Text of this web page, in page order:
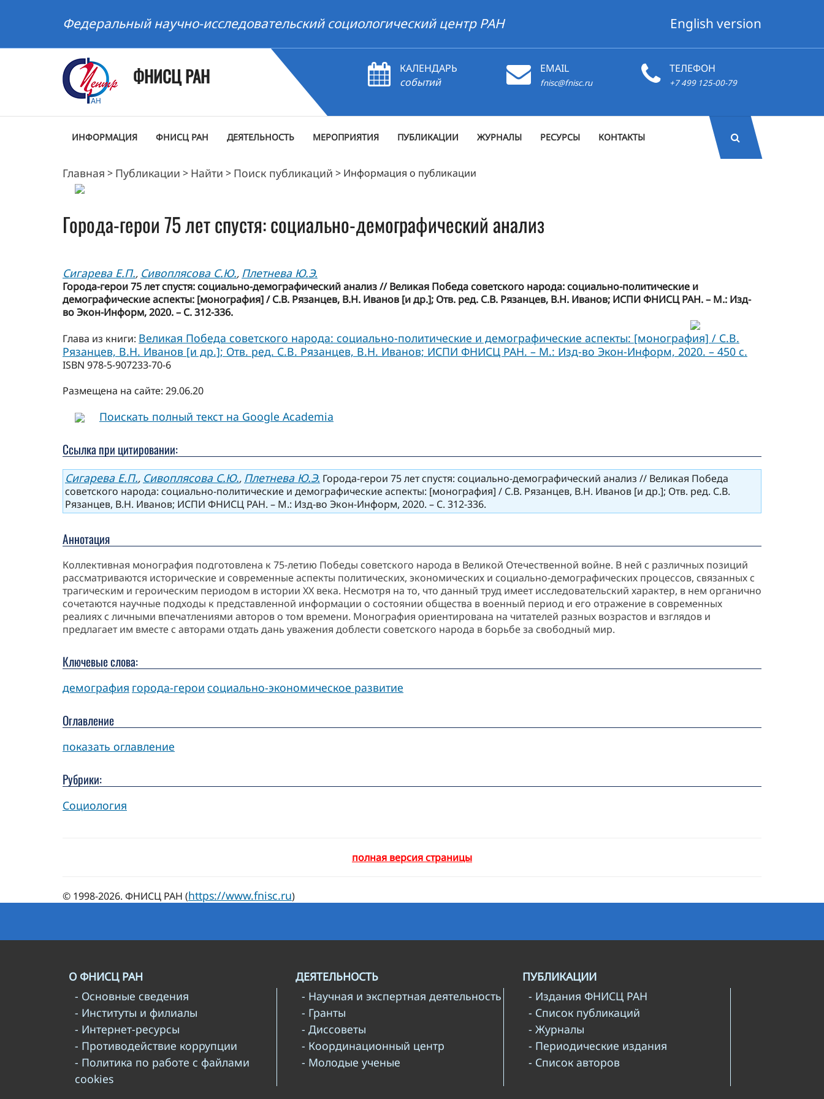
Федеральный научно-исследовательский социологический центр РАН English version
ФНИСЦ РАН
КАЛЕНДАРЬ
событий
EMAIL
fnisc@fnisc.ru
ТЕЛЕФОН
+7 499 125-00-79
ИНФОРМАЦИЯ ФНИСЦ РАН ДЕЯТЕЛЬНОСТЬ МЕРОПРИЯТИЯ ПУБЛИКАЦИИ ЖУРНАЛЫ РЕСУРСЫ КОНТАКТЫ
Главная > Публикации > Найти > Поиск публикаций > Информация о публикации
Города-герои 75 лет спустя: социально-демографический анализ
Сигарева Е.П., Сивоплясова С.Ю., Плетнева Ю.Э.
Города-герои 75 лет спустя: социально-демографический анализ // Великая Победа советского народа: социально-политические и
демографические аспекты: [монография] / С.В. Рязанцев, В.Н. Иванов [и др.]; Отв. ред. С.В. Рязанцев, В.Н. Иванов; ИСПИ ФНИСЦ РАН. – М.: Изд-
во Экон-Информ, 2020. – С. 312-336.
Глава из книги: Великая Победа советского народа: социально-политические и демографические аспекты: [монография] / С.В.
Рязанцев, В.Н. Иванов [и др.]; Отв. ред. С.В. Рязанцев, В.Н. Иванов; ИСПИ ФНИСЦ РАН. – М.: Изд-во Экон-Информ, 2020. – 450 с.
ISBN 978-5-907233-70-6
Размещена на сайте: 29.06.20
Поискать полный текст на Google Academia
Ссылка при цитировании:
Сигарева Е.П., Сивоплясова С.Ю., Плетнева Ю.Э. Города-герои 75 лет спустя: социально-демографический анализ // Великая Победа
советского народа: социально-политические и демографические аспекты: [монография] / С.В. Рязанцев, В.Н. Иванов [и др.]; Отв. ред. С.В.
Рязанцев, В.Н. Иванов; ИСПИ ФНИСЦ РАН. – М.: Изд-во Экон-Информ, 2020. – С. 312-336.
Аннотация
Коллективная монография подготовлена к 75-летию Победы советского народа в Великой Отечественной войне. В ней с различных позиций
рассматриваются исторические и современные аспекты политических, экономических и социально-демографических процессов, связанных с
трагическим и героическим периодом в истории XX века. Несмотря на то, что данный труд имеет исследовательский характер, в нем органично
сочетаются научные подходы к представленной информации о состоянии общества в военный период и его отражение в современных
реалиях с личными впечатлениями авторов о том времени. Монография ориентирована на читателей разных возрастов и взглядов и
предлагает им вместе с авторами отдать дань уважения доблести советского народа в борьбе за свободный мир.
Ключевые слова:
демография города-герои социально-экономическое развитие
Оглавление
показать оглавление
Рубрики:
Социология
полная версия страницы
© 1998-2026. ФНИСЦ РАН (https://www.fnisc.ru)
О ФНИСЦ РАН
- Основные сведения
- Институты и филиалы
- Интернет-ресурсы
- Противодействие коррупции
- Политика по работе с файлами
cookies
ДЕЯТЕЛЬНОСТЬ
- Научная и экспертная деятельность
- Гранты
- Диссоветы
- Координационный центр
- Молодые ученые
ПУБЛИКАЦИИ
- Издания ФНИСЦ РАН
- Список публикаций
- Журналы
- Периодические издания
- Список авторов